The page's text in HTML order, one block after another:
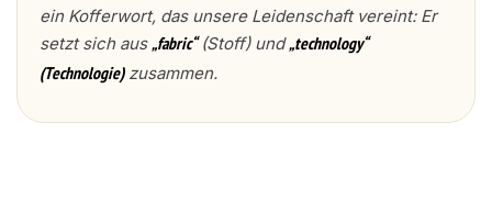
ein Kofferwort, das unsere Leidenschaft vereint: Er
setzt sich aus„fabric“(Stoff) und„technology“
(Technologie)zusammen.